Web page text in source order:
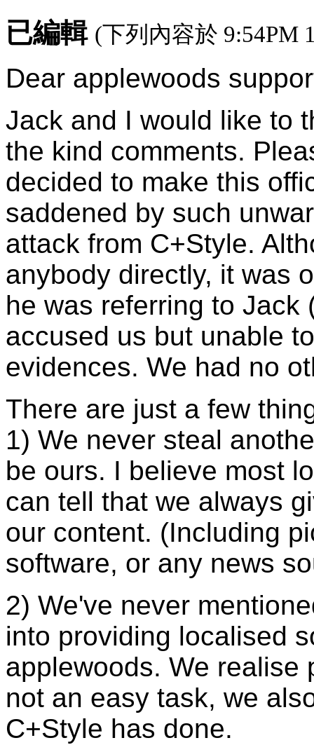
已編輯 (下列內容於 9:54PM
Dear applewoods
Jack and I would like to
the kind comments.
decided to make this
saddened by such
attack from C+Style.
anybody directly, it was
he was referring to Jack
accused us but unable
evidences. We had no
There are just a few
1) We never steal
be ours. I believe most
can tell that we always
our content. (Including
software, or any news
2) We've never
into providing localised
applewoods. We realise
not an easy task, we
C+Style has done.